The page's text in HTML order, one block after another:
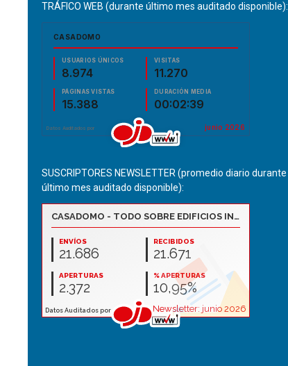
TRÁFICO WEB (durante último mes auditado disponible):
SUSCRIPTORES NEWSLETTER (promedio diario durante
último mes auditado disponible):